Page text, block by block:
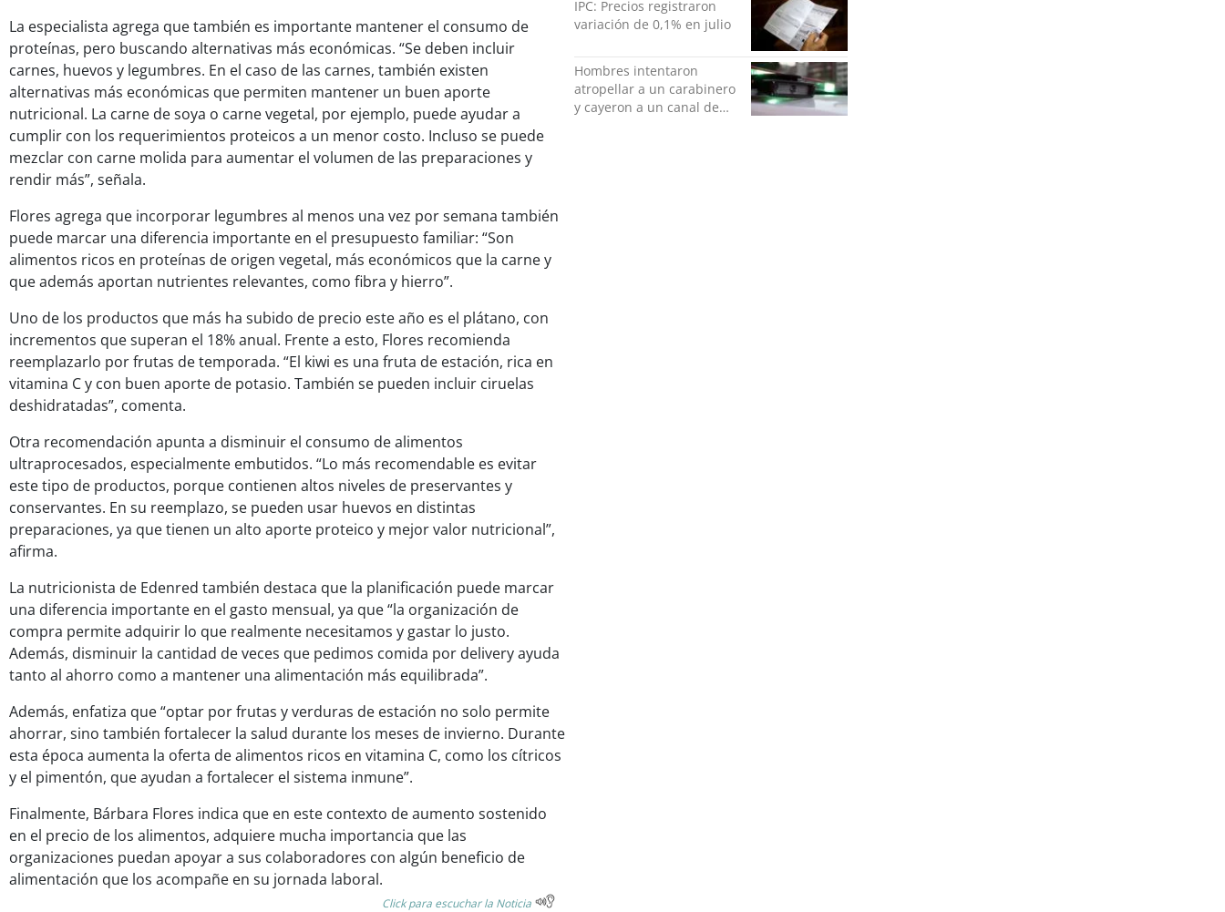
La especialista agrega que también es importante mantener el consumo de
proteínas, pero buscando alternativas más económicas. “Se deben incluir
carnes, huevos y legumbres. En el caso de las carnes, también existen
alternativas más económicas que permiten mantener un buen aporte
nutricional. La carne de soya o carne vegetal, por ejemplo, puede ayudar a
cumplir con los requerimientos proteicos a un menor costo. Incluso se puede
mezclar con carne molida para aumentar el volumen de las preparaciones y
rendir más”, señala.
Flores agrega que incorporar legumbres al menos una vez por semana también
puede marcar una diferencia importante en el presupuesto familiar: “Son
alimentos ricos en proteínas de origen vegetal, más económicos que la carne y
que además aportan nutrientes relevantes, como fibra y hierro”.
Uno de los productos que más ha subido de precio este año es el plátano, con
incrementos que superan el 18% anual. Frente a esto, Flores recomienda
reemplazarlo por frutas de temporada. “El kiwi es una fruta de estación, rica en
vitamina C y con buen aporte de potasio. También se pueden incluir ciruelas
deshidratadas”, comenta.
Otra recomendación apunta a disminuir el consumo de alimentos
ultraprocesados, especialmente embutidos. “Lo más recomendable es evitar
este tipo de productos, porque contienen altos niveles de preservantes y
conservantes. En su reemplazo, se pueden usar huevos en distintas
preparaciones, ya que tienen un alto aporte proteico y mejor valor nutricional”,
afirma.
La nutricionista de Edenred también destaca que la planificación puede marcar
una diferencia importante en el gasto mensual, ya que “la organización de
compra permite adquirir lo que realmente necesitamos y gastar lo justo.
Además, disminuir la cantidad de veces que pedimos comida por delivery ayuda
tanto al ahorro como a mantener una alimentación más equilibrada”.
Además, enfatiza que “optar por frutas y verduras de estación no solo permite
ahorrar, sino también fortalecer la salud durante los meses de invierno. Durante
esta época aumenta la oferta de alimentos ricos en vitamina C, como los cítricos
y el pimentón, que ayudan a fortalecer el sistema inmune”.
Finalmente, Bárbara Flores indica que en este contexto de aumento sostenido
en el precio de los alimentos, adquiere mucha importancia que las
organizaciones puedan apoyar a sus colaboradores con algún beneficio de
alimentación que los acompañe en su jornada laboral.
Click para escuchar la Noticia
IPC: Precios registraron
variación de 0,1% en julio
Hombres intentaron
atropellar a un carabinero
y cayeron a un canal de